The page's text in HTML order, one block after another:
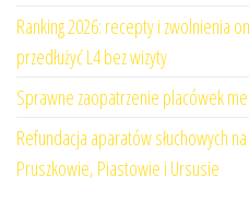
Ranking 2026: recepty i zwolnienia
przedłużyć L4 bez wizyty
Sprawne zaopatrzenie placówek
Refundacja aparatów słuchowych
Pruszkowie, Piastowie i Ursusie